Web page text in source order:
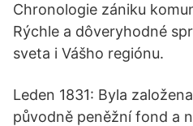
Chronologie zániku
Rýchle a dôveryhodné
sveta i Vášho regiónu.
Leden 1831: Byla
původně peněžní fond a